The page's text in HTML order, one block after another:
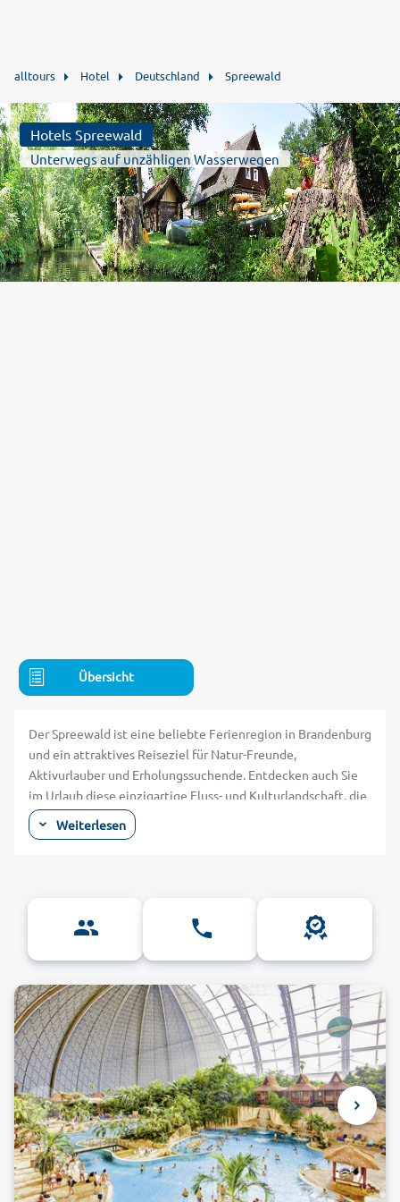
alltours Hotel Deutschland Spreewald
Hotels Spreewald
Unterwegs auf unzähligen Wasserwegen
Übersicht
Der Spreewald ist eine beliebte Ferienregion in Brandenburg
und ein attraktives Reiseziel für Natur-Freunde,
Aktivurlauber und Erholungssuchende. Entdecken auch Sie
im Urlaub diese einzigartige Fluss- und Kulturlandschaft, die
durch natürliche, verzweigte Flussarme der Spree und
künstlich angelegte Kanäle charakterisiert wird. Hotels im
werden Sie aktiv und paddeln Sie selbst in dem weitläufigen
Flussnetz. Lübbenau wird auch das Tor zum Spreewald
genannt und besitzt einen großen Hafen, wo neben
angeboten werden. Spreewald-Urlauber können hier
außerdem das Schloss Lübbenau, klassizistische
Bürgerhäuser und das Spreewaldmuseum Lehde besichtigen.
Das Freilichtmuseum informiert unter anderem über die
Geschichte und Erzeugung der berühmten Spreewaldgurken.
Buchen Sie mit alltours einfach günstig Ihr Zimmer in einem
der Spreewald-Hotels und verbringen Sie
abwechslungsreiche Urlaubstage inmitten der Natur!
Von Hotels aus den Spreewald mit dem
Weiterlesen